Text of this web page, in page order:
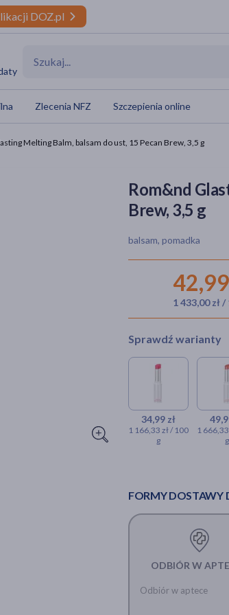
DOZ.pl
Zlecenia NFZ Szczepienia online
Melting Balm, balsam do ust, 15 Pecan Brew, 3,5 g
Rom&nd
Brew, 3,5 g
balsam, pomadka
1 433,00 zł /
Sprawdź warianty
34,99 zł
1 166,33 zł / 100
g
1
g
FORMY DOSTAWY
ODBIÓR W
Odbiór w aptece